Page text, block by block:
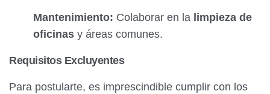
Mantenimiento: Colaborar en la limpieza de
oficinas y áreas comunes.
Requisitos Excluyentes
Para postularte, es imprescindible cumplir con los